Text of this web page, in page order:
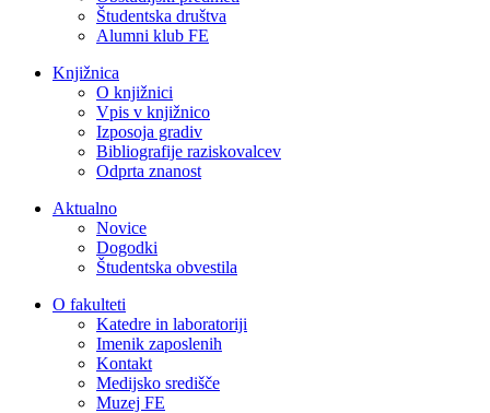
Študentska društva
Alumni klub FE
Knjižnica
O knjižnici
Vpis v knjižnico
Izposoja gradiv
Bibliografije raziskovalcev
Odprta znanost
Aktualno
Novice
Dogodki
Študentska obvestila
O fakulteti
Katedre in laboratoriji
Imenik zaposlenih
Kontakt
Medijsko središče
Muzej FE